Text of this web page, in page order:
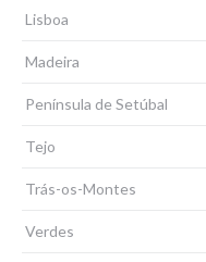
Lisboa
Madeira
Península de Setúbal
Tejo
Trás-os-Montes
Verdes